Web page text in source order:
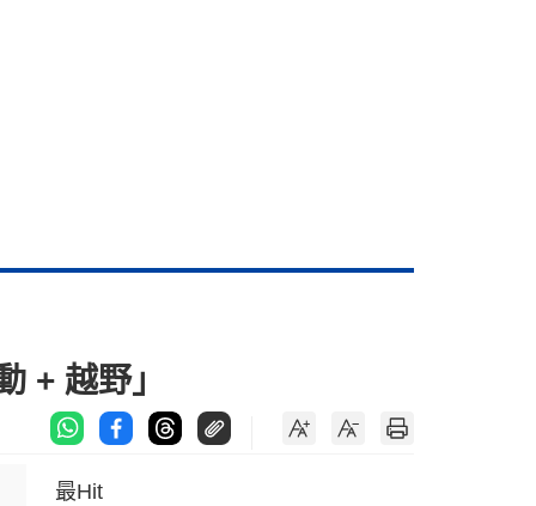
+ 越野」
最Hit